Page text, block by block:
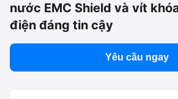
nước EMC Shield và vít
điện đáng tin cậy
Yêu cầu ngay